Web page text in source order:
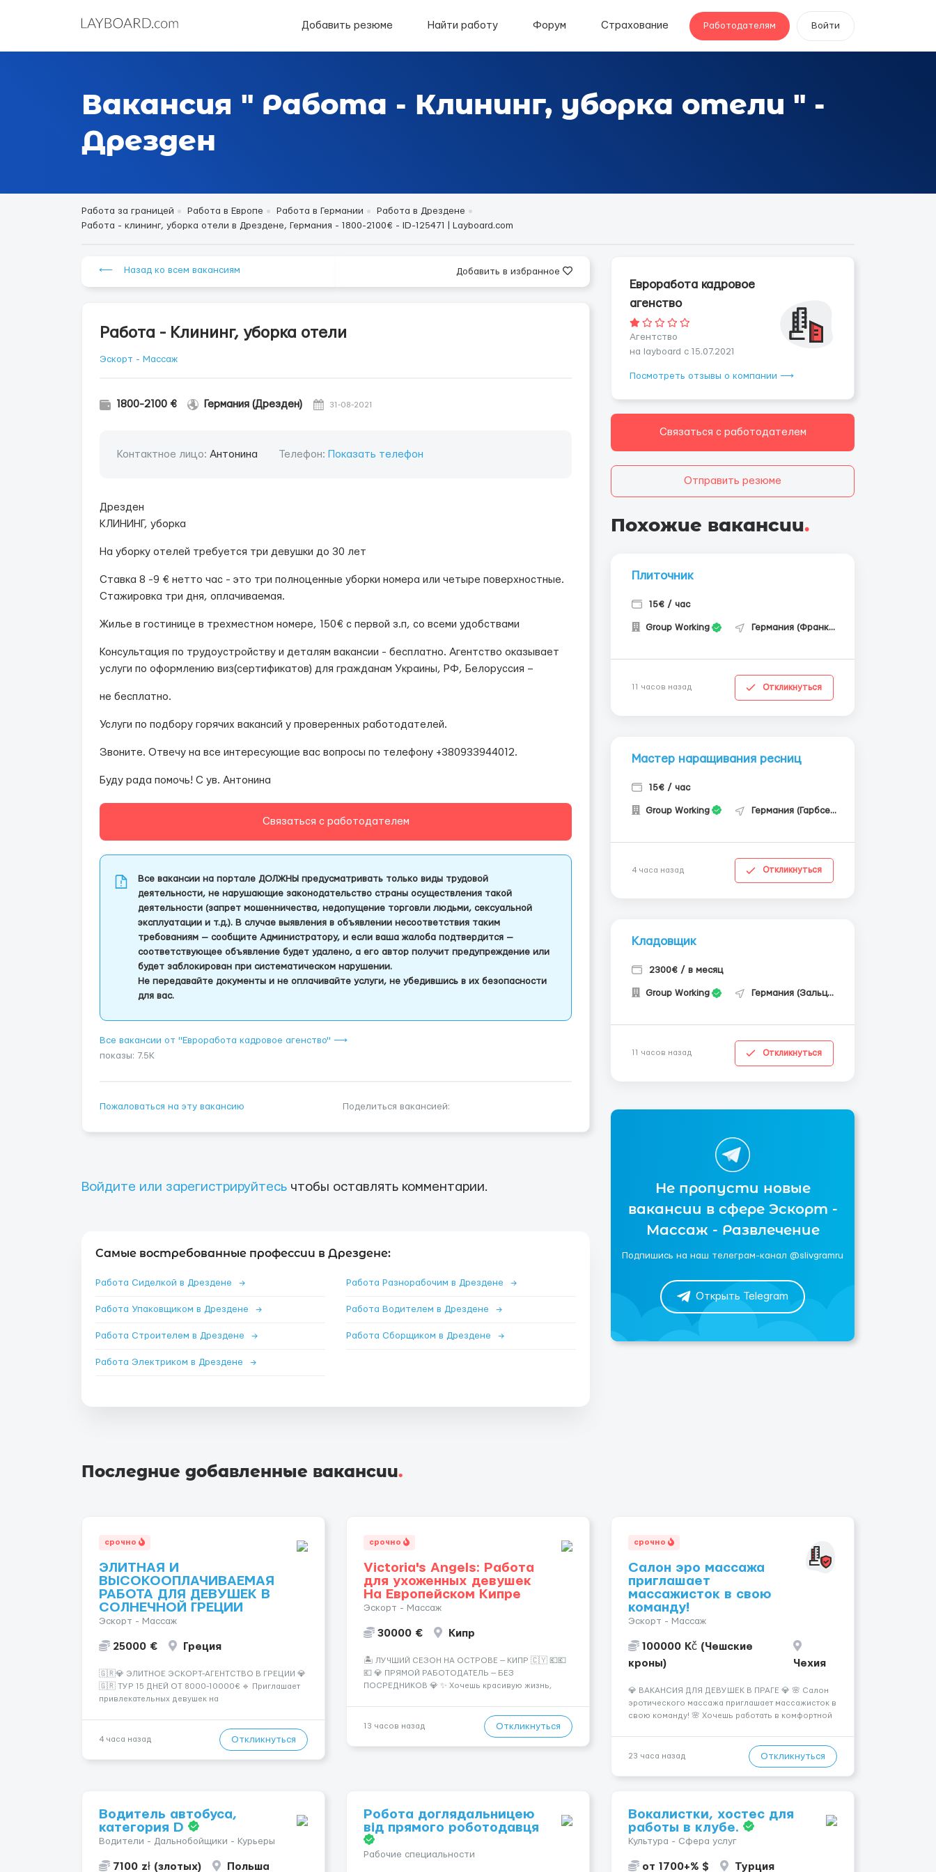
Добавить резюме Найти работу Форум Страхование Работодателям Войти
Вакансия " Работа - Клининг, уборка отели " -
Дрезден
Работа за границей Работа в Европе Работа в Германии
Работа в Дрездене
Работа - клининг, уборка отели в Дрездене, Германия - 1800-2100€ - ID-125471 | Layboard.com
⟵ Назад ко всем вакансиям Добавить в избранное
Работа - Клининг, уборка отели
Эскорт - Массаж
1800-2100 € Германия (Дрезден) 31-08-2021
Контактное лицо: Антонина Телефон: Показать телефон
Дрезден
КЛИНИНГ, уборка
На уборку отелей требуется три девушки до 30 лет
️Ставка 8 -9 € нетто час - это три полноценные уборки номера или четыре поверхностные.
️Стажировка три дня, оплачиваемая.
️Жилье в гостинице в трехместном номере, 150€ с первой з.п, со всеми удобствами
Консультация по трудоустройству и деталям вакансии - бесплатно. Агентство оказывает
услуги по оформлению виз(сертификатов) для гражданам Украины, РФ, Белоруссия –
не бесплатно.
Услуги по подбору горячих вакансий у проверенных работодателей.
Звоните. Отвечу на все интересующие вас вопросы по телефону +380933944012.
Буду рада помочь! С ув. Антонина
Связаться с работодателем
Все вакансии на портале ДОЛЖНЫ предусматривать только виды трудовой
деятельности, не нарушающие законодательство страны осуществления такой
деятельности (запрет мошенничества, недопущение торговли людьми, сексуальной
эксплуатации и т.д.). В случае выявления в объявлении несоответствия таким
требованиям — сообщите Администратору, и если ваша жалоба подтвердится —
соответствующее объявление будет удалено, а его автор получит предупреждение или
будет заблокирован при систематическом нарушении.
Не передавайте документы и не оплачивайте услуги, не убедившись в их безопасности
для вас.
Все вакансии от "Евроработа кадровое агенство" ⟶
показы: 7.5K
Пожаловаться на эту вакансию Поделиться вакансией:
Войдите или зарегистрируйтесь чтобы оставлять комментарии.
Самые востребованные профессии в Дрездене:
Работа Сиделкой в Дрездене → Работа Разнорабочим в Дрездене →
Работа Упаковщиком в Дрездене → Работа Водителем в Дрездене →
Работа Строителем в Дрездене → Работа Сборщиком в Дрездене →
Работа Электриком в Дрездене →
Евроработа кадровое
агенство
Агентство
на layboard с 15.07.2021
Посмотреть отзывы о компании ⟶
Связаться с работодателем
Отправить резюме
Похожие вакансии.
Плиточник
15€ / час
Group Working Германия (Франкфурт-на-Майне)
11 часов назад Откликнуться
Мастер наращивания ресниц
15€ / час
Group Working Германия (Гарбсен)
4 часа назад Откликнуться
Кладовщик
2300€ / в месяц
Group Working Германия (Зальцгиттер)
11 часов назад Откликнуться
Не пропусти новые
вакансии в сфере Эскорт -
Массаж - Развлечение
Подпишись на наш телеграм-канал @slivgramru
Открыть Telegram
Последние добавленные вакансии.
срочно
ЭЛИТНАЯ И
ВЫСОКООПЛАЧИВАЕМАЯ
РАБОТА ДЛЯ ДЕВУШЕК В
СОЛНЕЧНОЙ ГРЕЦИИ
Эскорт - Массаж
25000 € Греция
🇬🇷💎 ЭЛИТНОЕ ЭСКОРТ-АГЕНТСТВО В ГРЕЦИИ 💎
🇬🇷 ТУР 15 ДНЕЙ ОТ 8000-10000€ 🔹 Приглашает
привлекательных девушек на
хорошие деньги 💶 — это предложение для тебя! 🔹
4 часа назад Откликнуться
срочно
Victoria's Angels: Работа
для ухоженных девушек
На Европейском Кипре
Эскорт - Массаж
30000 € Кипр
🏝️ ЛУЧШИЙ СЕЗОН НА ОСТРОВЕ — КИПР 🇨🇾 💶💶
💶 💎 ПРЯМОЙ РАБОТОДАТЕЛЬ — БЕЗ
ПОСРЕДНИКОВ 💎 ✨ Хочешь красивую жизнь,
— Опытная команда с годами практики —
Стабильный поток клиентов (без ...
13 часов назад Откликнуться
срочно
Салон эро массажа
приглашает
массажисток в свою
команду!
Эскорт - Массаж
100000 Kč (Чешские
кроны)
Чехия
💎 ВАКАНСИЯ ДЛЯ ДЕВУШЕК В ПРАГЕ 💎 🌸 Салон
эротического массажа приглашает массажисток в
свою команду! 🌸 Хочешь работать в комфортной
мы ждём именно тебя! 💆‍♀️✨ 💰 ЧТО МЫ ПРЕДЛАГАЕМ:
23 часа назад Откликнуться
Водитель автобуса,
категория D
Водители - Дальнобойщики - Курьеры
7100 zł (злотых) Польша
Робота доглядальницею
від прямого роботодавця
Рабочие специальности
Вокалистки, хостес для
работы в клубе.
Культура - Сфера услуг
от 1700+% $ Турция